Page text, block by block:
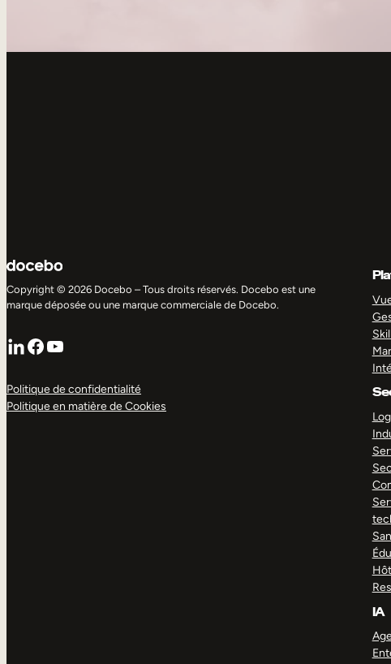
Copyright © 2026 Docebo – Tous droits réservés. Docebo est une
marque déposée ou une marque commerciale de Docebo.
LinkedIn
Facebook
YouTube
Politique de confidentialité
Politique en matière de Cookies
IA